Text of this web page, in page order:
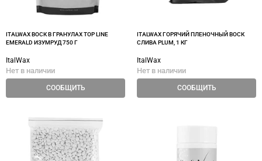
ITALWAX ВОСК В ГРАНУЛАХ TOP LINE
EMERALD ИЗУМРУД 750 Г
ItalWax
Нет в наличии
СООБЩИТЬ
ITALWAX ГОРЯЧИЙ ПЛЕНОЧНЫЙ ВОСК
СЛИВА PLUM, 1 КГ
ItalWax
Нет в наличии
СООБЩИТЬ